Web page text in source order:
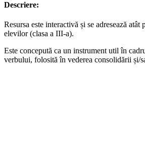
Descriere:
Resursa este interactivă și se adresează atât
elevilor (clasa a III-a).
Este concepută ca un instrument util în
verbului, folosită în vederea consolidării și/